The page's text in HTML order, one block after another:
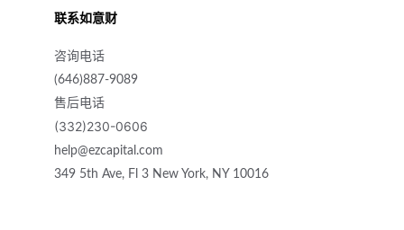
联系如意财
咨询电话
(646)887-9089
售后电话
(332)230-0606
help@ezcapital.com
349 5th Ave, Fl 3 New York, NY 10016